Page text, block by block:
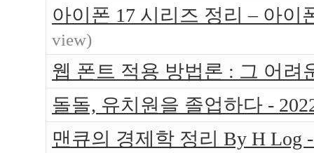
아이폰 17 시리즈 정리 – 아이
view)
웹 폰트 적용 방법론 : 그 어려
돌돌, 유치원을 졸업하다 -
맨큐의 경제학 정리 By H Log